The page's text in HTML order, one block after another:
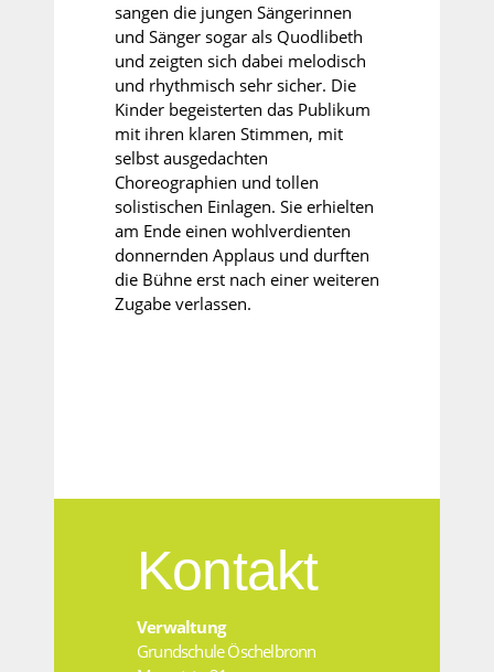
sangen die jungen Sängerinnen
und Sänger sogar als Quodlibeth
und zeigten sich dabei melodisch
und rhythmisch sehr sicher. Die
Kinder begeisterten das Publikum
mit ihren klaren Stimmen, mit
selbst ausgedachten
Choreographien und tollen
solistischen Einlagen. Sie erhielten
am Ende einen wohlverdienten
donnernden Applaus und durften
die Bühne erst nach einer weiteren
Zugabe verlassen.
Kontakt
Verwaltung
Grundschule Öschelbronn